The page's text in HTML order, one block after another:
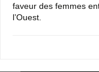
faveur des femmes
l’Ouest.